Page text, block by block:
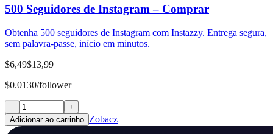
500 Seguidores de Instagram – Comprar
Obtenha 500 seguidores de Instagram com Instazzy. Entrega segura,
sem palavra-passe, início em minutos.
$6,49$13,99
$0.0130/follower
−
+
Adicionar ao carrinho Zobacz